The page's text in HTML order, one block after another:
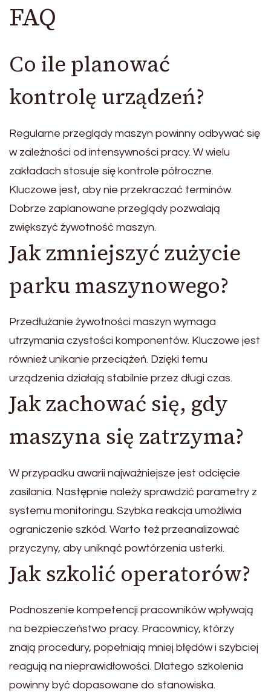
FAQ
Co ile planować
kontrolę urządzeń?
Regularne przeglądy maszyn powinny odbywać się
w zależności od intensywności pracy. W wielu
zakładach stosuje się kontrole półroczne.
Kluczowe jest, aby nie przekraczać terminów.
Dobrze zaplanowane przeglądy pozwalają
zwiększyć żywotność maszyn.
Jak zmniejszyć zużycie
parku maszynowego?
Przedłużanie żywotności maszyn wymaga
utrzymania czystości komponentów. Kluczowe jest
również unikanie przeciążeń. Dzięki temu
urządzenia działają stabilnie przez długi czas.
Jak zachować się, gdy
maszyna się zatrzyma?
W przypadku awarii najważniejsze jest odcięcie
zasilania. Następnie należy sprawdzić parametry z
systemu monitoringu. Szybka reakcja umożliwia
ograniczenie szkód. Warto też przeanalizować
przyczyny, aby uniknąć powtórzenia usterki.
Jak szkolić operatorów?
Podnoszenie kompetencji pracowników wpływają
na bezpieczeństwo pracy. Pracownicy, którzy
znają procedury, popełniają mniej błędów i szybciej
reagują na nieprawidłowości. Dlatego szkolenia
powinny być dopasowane do stanowiska.